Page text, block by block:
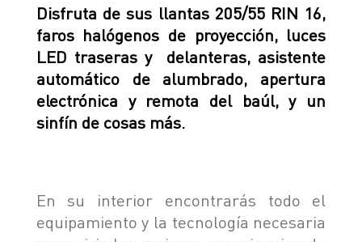
Disfruta de sus llantas 205/55 RIN 16,
faros halógenos de proyección, luces
LED traseras y delanteras, asistente
automático de alumbrado, apertura
electrónica y remota del baúl, y un
sinfín de cosas más.
En su interior encontrarás todo el
equipamiento y la tecnología necesaria